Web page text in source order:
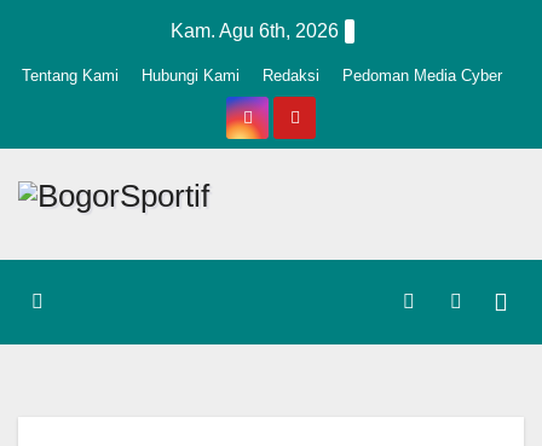
Kam. Agu 6th, 2026
Tentang Kami Hubungi Kami Redaksi Pedoman Media Cyber